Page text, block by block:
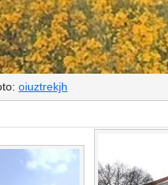
oiuztrekjh